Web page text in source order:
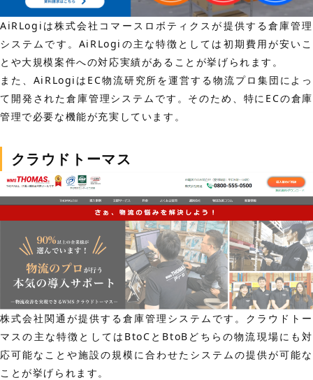
AiRLogiは株式会社コマースロボティクスが提供する倉庫管理
システムです。AiRLogiの主な特徴としては初期費用が安いこ
とや大規模案件への対応実績があることが挙げられます。
また、AiRLogiはEC物流研究所を運営する物流プロ集団によっ
て開発された倉庫管理システムです。そのため、特にECの倉庫
管理で必要な機能が充実しています。
クラウドトーマス
株式会社関通が提供する倉庫管理システムです。クラウドトー
マスの主な特徴としてはBtoCとBtoBどちらの物流現場にも対
応可能なことや施設の規模に合わせたシステムの提供が可能な
ことが挙げられます。